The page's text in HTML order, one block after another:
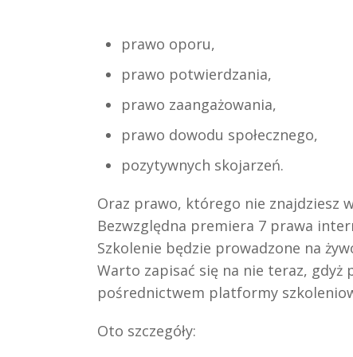
prawo oporu,
prawo potwierdzania,
prawo zaangażowania,
prawo dowodu społecznego,
pozytywnych skojarzeń.
Oraz prawo, którego nie znajdziesz
Bezwzględna premiera 7 prawa
Szkolenie będzie prowadzone na
Warto zapisać się na nie teraz,
pośrednictwem platformy
Oto szczegóły: